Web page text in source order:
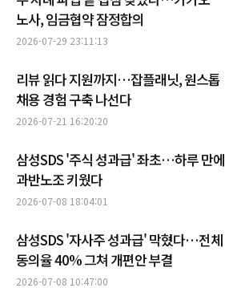
노사, 임금협약 잠정합의
2026-07-29 23:11:13
리뷰 읽다 지원까지…잡플래닛, 원스톱
채용 경험 구축 나선다
2026-07-21 16:20:20
삼성SDS '주식 성과급' 좌초…하루 만에
과반노조 키웠다
2026-07-08 18:04:01
삼성SDS '자사주 성과급' 막혔다…전체
동의율 40% 그쳐 개편안 부결
2026-07-08 10:47:00